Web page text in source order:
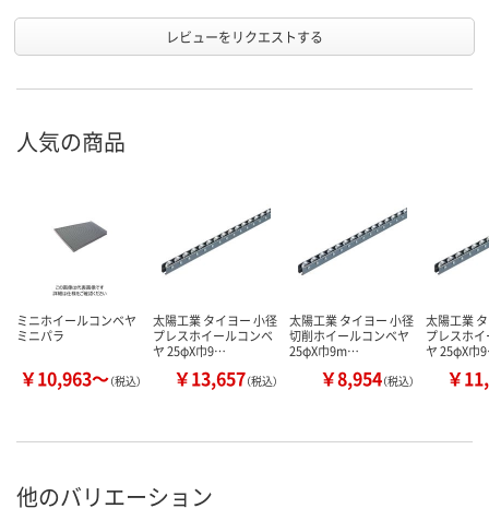
レビューをリクエストする
人気の商品
ミニホイールコンベヤ
ミニパラ
￥10,963～（税込）
太陽工業 タイヨー 小径
プレスホイールコンベ
ヤ 25φX巾9…
￥13,657（税込）
太陽工業 タイヨー 小径
切削ホイールコンベヤ
25φX巾9m…
￥8,954（税込）
太陽工業
プレスホ
ヤ 25φX巾
￥
他のバリエーション